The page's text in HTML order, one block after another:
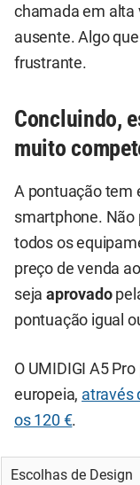
chamada em alta
ausente. Algo
frustrante.
Concluindo,
muito
A pontuação tem
smartphone. Não
todos os
preço de venda
seja aprovado
pontuação igual
O UMIDIGI A5
europeia, através
os 120 €.
Escolhas de Design